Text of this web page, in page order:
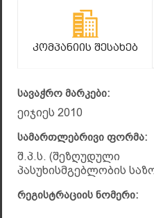
Კომპანიის Შესახებ
სავაჭრო მარკები:
ეიჯიეს 2010
სამართლებრივი ფორმა:
შ.პ.ს. (შეზღუდული
პასუხისმგებლობის
რეგისტრაციის ნომერი: